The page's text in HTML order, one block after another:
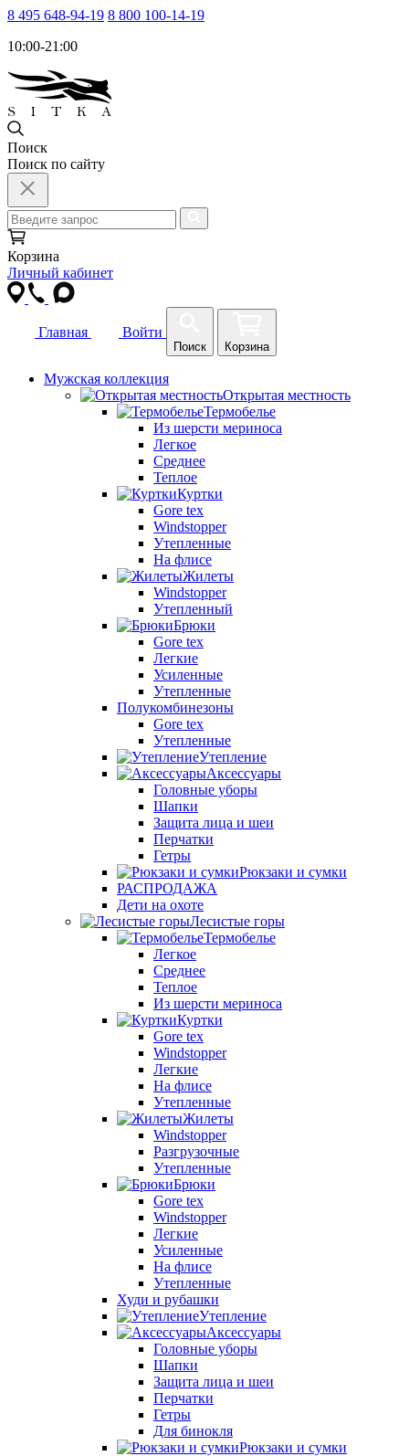
8 495 648-94-19 8 800 100-14-19
10:00-21:00
Поиск
Поиск по сайту
Корзина
Личный кабинет
Главная Войти
Поиск Корзина
Мужская коллекция
Открытая местность
Термобелье
Из шерсти мериноса
Легкое
Среднее
Теплое
Куртки
Gore tex
Windstopper
Утепленные
На флисе
Жилеты
Windstopper
Утепленный
Брюки
Gore tex
Легкие
Усиленные
Утепленные
Полукомбинезоны
Gore tex
Утепленные
Утепление
Аксессуары
Головные уборы
Шапки
Защита лица и шеи
Перчатки
Гетры
Рюкзаки и сумки
РАСПРОДАЖА
Дети на охоте
Лесистые горы
Термобелье
Легкое
Среднее
Теплое
Из шерсти мериноса
Куртки
Gore tex
Windstopper
Легкие
На флисе
Утепленные
Жилеты
Windstopper
Разгрузочные
Утепленные
Брюки
Gore tex
Windstopper
Легкие
Усиленные
На флисе
Утепленные
Худи и рубашки
Утепление
Аксессуары
Головные уборы
Шапки
Защита лица и шеи
Перчатки
Гетры
Для бинокля
Рюкзаки и сумки